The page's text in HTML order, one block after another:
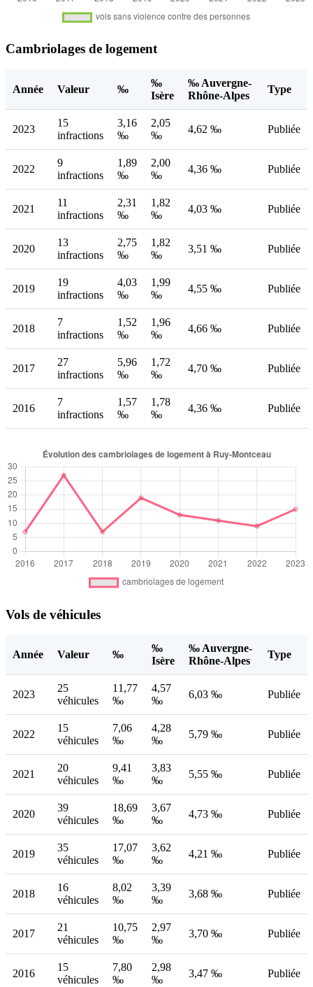
Cambriolages de logement
Année Valeur ‰
‰
Isère
‰ Auvergne-
Rhône-Alpes
Type
2023
15
infractions
3,16
‰
2,05
‰
4,62 ‰ Publiée
2022
9
infractions
1,89
‰
2,00
‰
4,36 ‰ Publiée
2021
11
infractions
2,31
‰
1,82
‰
4,03 ‰ Publiée
2020
13
infractions
2,75
‰
1,82
‰
3,51 ‰ Publiée
2019
19
infractions
4,03
‰
1,99
‰
4,55 ‰ Publiée
2018
7
infractions
1,52
‰
1,96
‰
4,66 ‰ Publiée
2017
27
infractions
5,96
‰
1,72
‰
4,70 ‰ Publiée
2016
7
infractions
1,57
‰
1,78
‰
4,36 ‰ Publiée
Vols de véhicules
Année Valeur ‰
‰
Isère
‰ Auvergne-
Rhône-Alpes
Type
2023
25
véhicules
11,77
‰
4,57
‰
6,03 ‰ Publiée
2022
15
véhicules
7,06
‰
4,28
‰
5,79 ‰ Publiée
2021
20
véhicules
9,41
‰
3,83
‰
5,55 ‰ Publiée
2020
39
véhicules
18,69
‰
3,67
‰
4,73 ‰ Publiée
2019
35
véhicules
17,07
‰
3,62
‰
4,21 ‰ Publiée
2018
16
véhicules
8,02
‰
3,39
‰
3,68 ‰ Publiée
2017
21
véhicules
10,75
‰
2,97
‰
3,70 ‰ Publiée
2016
15
véhicules
7,80
‰
2,98
‰
3,47 ‰ Publiée